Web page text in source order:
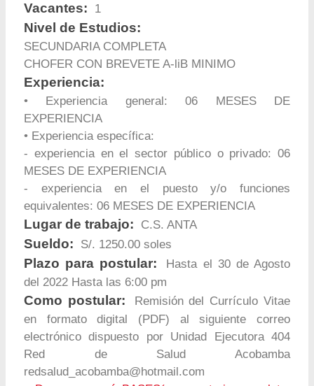
Vacantes: 1
Nivel de Estudios:
SECUNDARIA COMPLETA
CHOFER CON BREVETE A-liB MINIMO
Experiencia:
• Experiencia general: 06 MESES DE
EXPERIENCIA
• Experiencia específica:
- experiencia en el sector público o privado: 06
MESES DE EXPERIENCIA
- experiencia en el puesto y/o funciones
equivalentes: 06 MESES DE EXPERIENCIA
Lugar de trabajo: C.S. ANTA
Sueldo: S/. 1250.00 soles
Plazo para postular:
Hasta el 30 de Agosto
del 2022 Hasta las 6:00 pm
Como postular:
Remisión del Currículo Vitae
en formato digital (PDF) al siguiente correo
electrónico dispuesto por Unidad Ejecutora 404
Red de Salud Acobamba
redsalud_acobamba@hotmail.com